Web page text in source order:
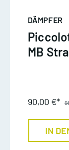
DÄMPFER
MB
90,00 €*
IN